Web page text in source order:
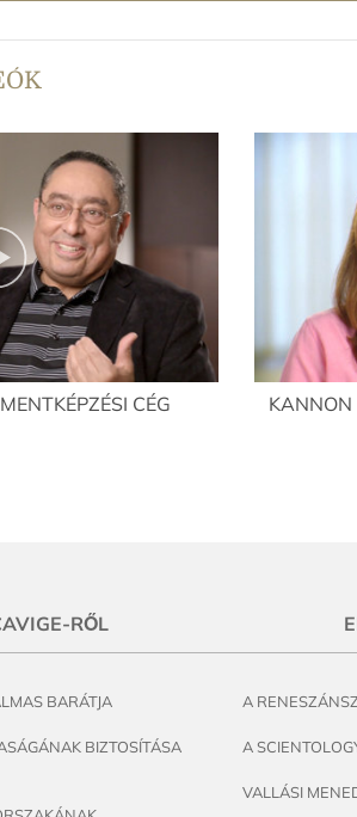
CÉG
KANNON
RŐL
BARÁTJA
BIZTOSÍTÁSA
A RENESZÁNSZ
A
VALLÁSI